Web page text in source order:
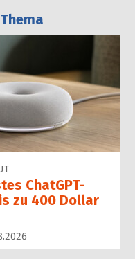
ChatGPT-
zu 400 Dollar